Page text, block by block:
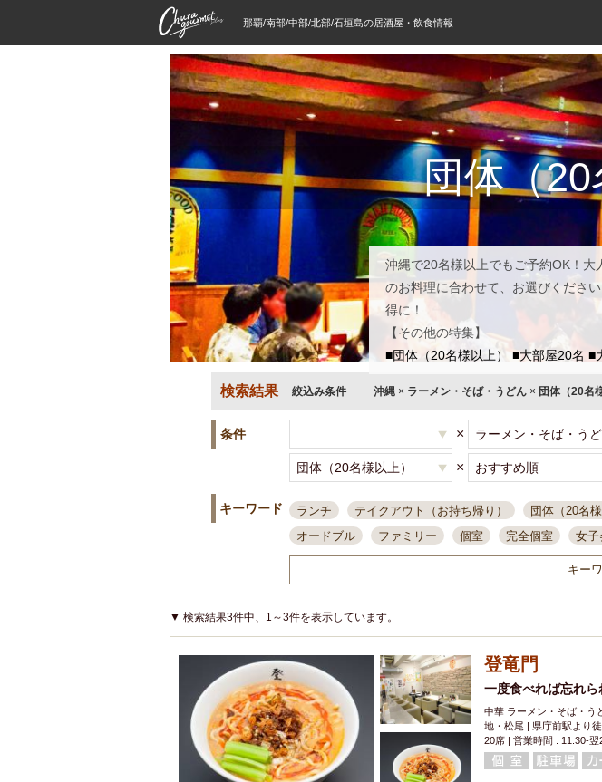
那覇/南部/中部/北部/石垣島の居酒屋・飲食情報
団体（
沖縄で20名様以上でもご予約OK！
のお料理に合わせて、お選びくださ
得に！
【その他の特集】
■団体（20名様以上） ■大部屋20名 ■
検索結果 絞込み条件 沖縄 × ラーメン・そば・うどん × 団体（20名
条件 ×
×
キーワード ランチ テイクアウト（お持ち帰り） 団体（20名様
オードブル
ファミリー 個室 完全個室 女子
一人飲み
接待・会食
ちょい飲み コスパ最高 肉料理
結婚式二次会
夜10時以降入店可
県産魚 焼鳥 忘年会コース
貸切可
大部屋20名 落ち着いた空間
カード可
厳選日本酒 鮮魚 大衆酒場 ノンア
3000円台コース
ピザ 焼酎 カラオケ デリ
アサヒスーパードライ
県庁前駅周辺 大部屋40名
大部屋50名以上～
オリオン 海ぶどう パスタ
キー
▼ 検索結果3件中、1～3件を表示しています。
登竜門
一度食べれば忘れら
中華 ラーメン・そば・う
地・松尾 | 県庁前駅より
20席 | 営業時間 : 11:30-翌